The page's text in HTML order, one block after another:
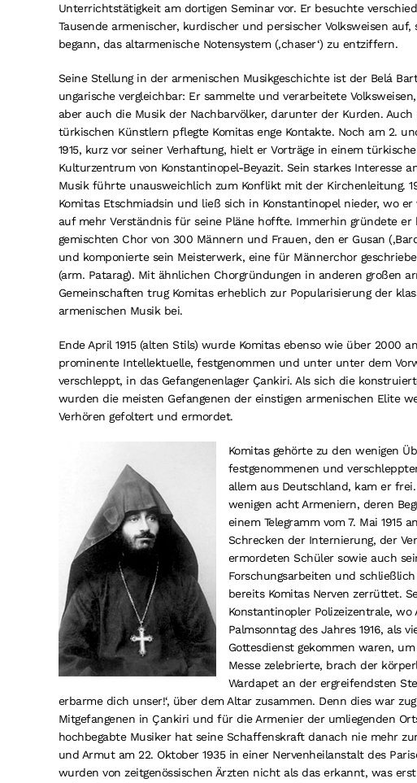
Unterrichtstätigkeit am dortigen Seminar vor. Er besuchte
Tausende armenischer, kurdischer und persischer Volksweisen
begann, das altarmenische Notensystem (‚chaser‘) zu entziffern.
Seine Stellung in der armenischen Musikgeschichte ist der Belá
ungarische vergleichbar: Er sammelte und verarbeitete
aber auch die Musik der Nachbarvölker, darunter der Kurden.
türkischen Künstlern pflegte Komitas enge Kontakte. Noch am 2.
1915, kurz vor seiner Verhaftung, hielt er Vorträge in einem
Kulturzentrum von Konstantinopel-Beyazit. Sein starkes Interesse
Musik führte unausweichlich zum Konflikt mit der Kirchenleitung.
Komitas Etschmiadsin und ließ sich in Konstantinopel nieder, wo er
auf mehr Verständnis für seine Pläne hoffte. Immerhin gründete er
gemischten Chor von 300 Männern und Frauen, den er Gusan
und komponierte sein Meisterwerk, eine für Männerchor
(arm. Patarag). Mit ähnlichen Chorgründungen in anderen großen
Gemeinschaften trug Komitas erheblich zur Popularisierung der
armenischen Musik bei.
Ende April 1915 (alten Stils) wurde Komitas ebenso wie über 2000
prominente Intellektuelle, festgenommen und unter unter dem
verschleppt, in das Gefangenenlager Çankiri. Als sich die
wurden die meisten Gefangenen der einstigen armenischen Elite
Verhören gefoltert und ermordet.
Komitas gehörte zu den wenigen
festgenommenen und
allem aus Deutschland, kam er
wenigen acht Armeniern, deren
einem Telegramm vom 7. Mai 1915
Schrecken der Internierung, der
ermordeten Schüler sowie auch
Forschungsarbeiten und
bereits Komitas Nerven zerrüttet.
Konstantinopler Polizeizentrale,
Palmsonntag des Jahres 1916, als
Gottesdienst gekommen waren,
Messe zelebrierte, brach der
Wardapet an der ergreifendsten
erbarme dich unser!‘, über dem Altar zusammen. Denn dies war
Mitgefangenen in Çankiri und für die Armenier der umliegenden
hochbegabte Musiker hat seine Schaffenskraft danach nie mehr
und Armut am 22. Oktober 1935 in einer Nervenheilanstalt des
wurden von zeitgenössischen Ärzten nicht als das erkannt, was